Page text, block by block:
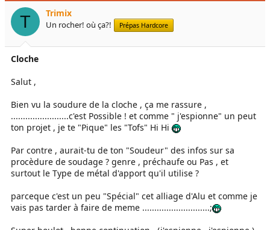
T Trimix
Un rocher! où ça?! Prépas Hardcore
Cloche
Salut ,
Bien vu la soudure de la cloche , ça me rassure ,
........................c'est Possible ! et comme " j'espionne" un peut
ton projet , je te "Pique" les "Tofs" Hi Hi
Par contre , aurait-tu de ton "Soudeur" des infos sur sa
procèdure de soudage ? genre , préchaufe ou Pas , et
surtout le Type de métal d'apport qu'il utilise ?
parceque c'est un peu "Spécial" cet alliage d'Alu et comme je
vais pas tarder à faire de meme ............................;